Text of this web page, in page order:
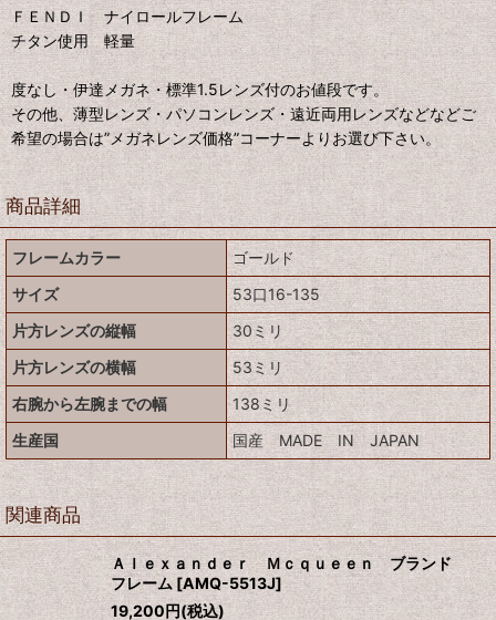
ＦＥＮＤＩ ナイロールフレーム
チタン使用 軽量
度なし・伊達メガネ・標準1.5レンズ付のお値段です。
その他、薄型レンズ・パソコンレンズ・遠近両用レンズなどなどご
希望の場合は”メガネレンズ価格”コーナーよりお選び下さい。
商品詳細
フレームカラー
ゴールド
サイズ
53口16-135
片方レンズの縦幅
30ミリ
片方レンズの横幅
53ミリ
右腕から左腕までの幅
138ミリ
生産国
国産 MADE IN JAPAN
関連商品
Ａｌｅｘａｎｄｅｒ Ｍｃｑｕｅｅｎ ブランド
フレーム[AMQ-5513J]
19,200円(税込)